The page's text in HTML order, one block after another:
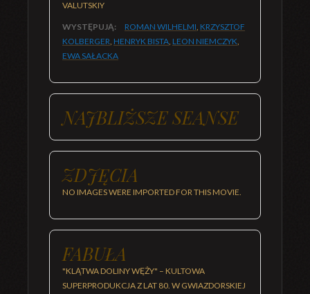
VALUTSKIY
WYSTĘPUJĄ: ROMAN WILHELMI, KRZYSZTOF
KOLBERGER, HENRYK BISTA, LEON NIEMCZYK,
EWA SAŁACKA
NAJBLIŻSZE SEANSE
ZDJĘCIA
NO IMAGES WERE IMPORTED FOR THIS MOVIE.
FABUŁA
"KLĄTWA DOLINY WĘŻY" – KULTOWA
SUPERPRODUKCJA Z LAT 80. W GWIAZDORSKIEJ